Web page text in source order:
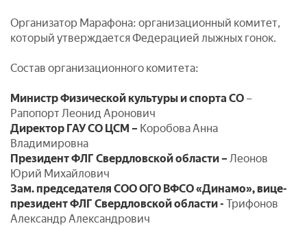
Организатор Марафона: организационный комитет,
который утверждается Федерацией лыжных гонок.
Состав организационного комитета:
Министр Физической культуры и спорта СО –
Рапопорт Леонид Аронович
Директор ГАУ СО ЦСМ – Коробова Анна
Владимировна
Президент ФЛГ Свердловской области – Леонов
Юрий Михайлович
Зам. председателя СОО ОГО ВФСО «Динамо», вице-
президент ФЛГ Свердловской области - Трифонов
Александр Александрович